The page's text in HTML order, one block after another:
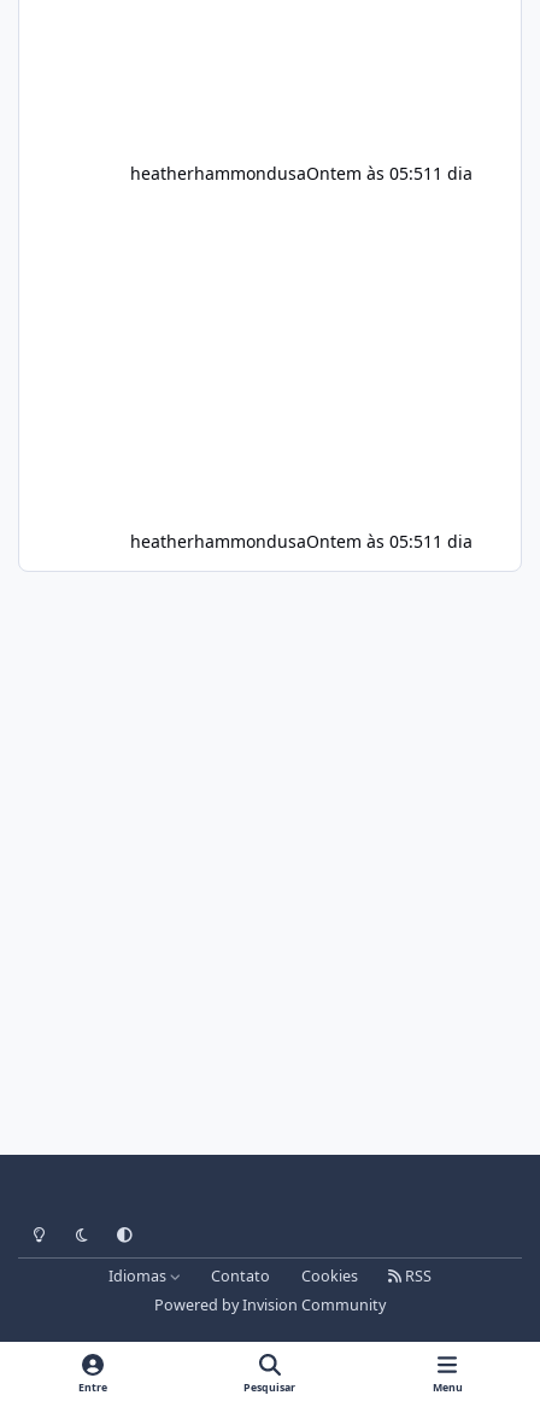
heatherhammondusaOntem às 05:51 1 dia
heatherhammondusaOntem às 05:51 1 dia
Light ModeDark ModeSystem Preference
Idiomas Contato Cookies
RSS
Powered byInvision Community
Entre Pesquisar Menu